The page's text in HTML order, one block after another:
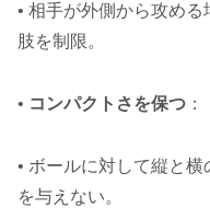
• 相手が外側から攻め
肢を制限。
• コンパクトさを保つ ：
• ボールに対して縦と
を与えない。